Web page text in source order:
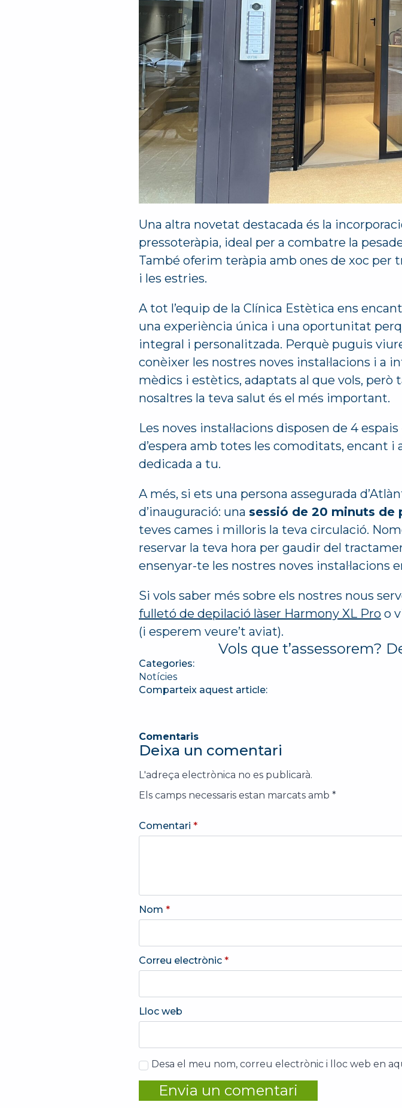
Una altra novetat destacada és la
pressoteràpia, ideal per a combatre la
També oferim teràpia amb ones de xoc per
i les estries.
A tot l’equip de la Clínica Estètica ens
una experiència única i una oportunitat
integral i personalitzada. Perquè puguis
conèixer les nostres noves instal·lacions i a
mèdics i estètics, adaptats al que vols, però
nosaltres la teva salut és el més important.
Les noves instal·lacions disposen de 4
d’espera amb totes les comoditats, encant
dedicada a tu.
A més, si ets una persona assegurada
d’inauguració: una sessió de 20 minuts de
teves cames i milloris la teva circulació.
reservar la teva hora per gaudir del
ensenyar-te les nostres noves instal·lacions
Si vols saber més sobre els nostres nous
fulletó de depilació làser Harmony XL Pro o
(i esperem veure’t aviat).
Vols que t’assessorem?
Categories:
Notícies
Comparteix aquest article:
Comentaris
Deixa un comentari
L'adreça electrònica no es publicarà.
Els camps necessaris estan marcats amb *
Comentari *
Nom *
Correu electrònic *
Lloc web
Desa el meu nom, correu electrònic i lloc web en